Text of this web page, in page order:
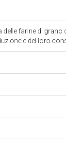
farine di
e del loro